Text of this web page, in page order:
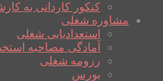
کنکور کاردانی به
مشاوره شغلی
استعدادیابی شغلی
آمادگی مصاحبه
رزومه شغلی
بورس